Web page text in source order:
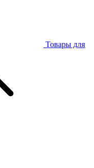
Товары для